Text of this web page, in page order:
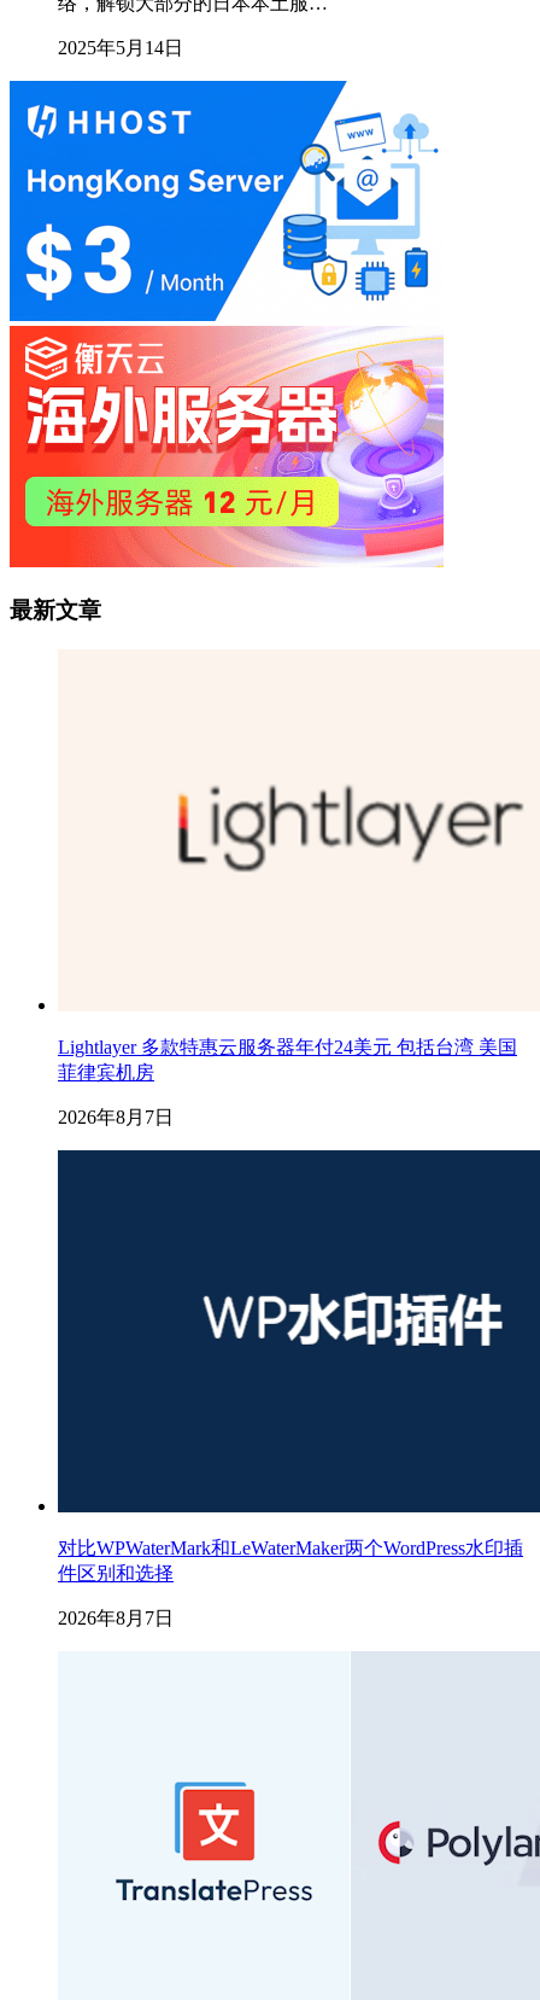
2025年5月14日
最新文章
Lightlayer 多款特惠云服务器年付24美元 包括台湾 美国
菲律宾机房
2026年8月7日
对比WPWaterMark和LeWaterMaker两个WordPress水印插
件区别和选择
2026年8月7日